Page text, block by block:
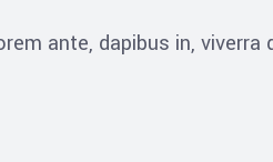
ante, dapibus in, viverra